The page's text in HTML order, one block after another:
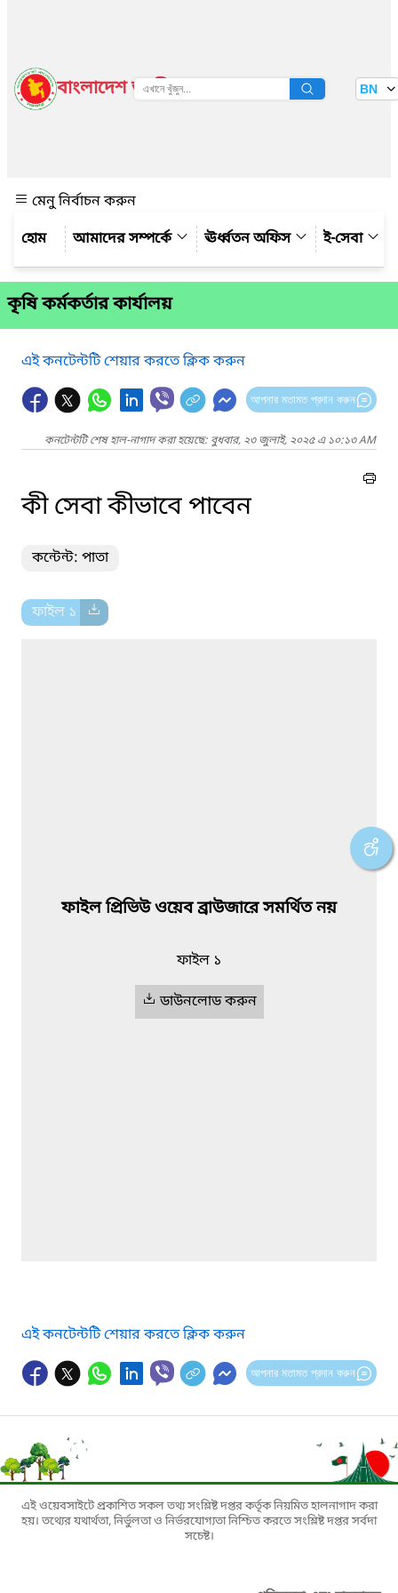
বাংলাদেশ জাতীয় তথ্য বাতায়ন BN
মেনু নির্বাচন করুন
আমাদের সম্পর্কে
ঊর্ধ্বতন অফিস ই-সেবা
কৃষি কর্মকর্তার কার্যালয়
এই কনটেন্টটি শেয়ার করতে ক্লিক করুন
আপনার মতামত প্রদান করুন
কনটেন্টটি শেষ হাল-নাগাদ করা হয়েছে: বুধবার, ২৩ জুলাই, ২০২৫ এ ১০:১৩ AM
কী সেবা কীভাবে পাবেন
কন্টেন্ট: পাতা
ফাইল ১
ফাইল প্রিভিউ ওয়েব ব্রাউজারে সমর্থিত নয়
ফাইল ১
ডাউনলোড করুন
এই কনটেন্টটি শেয়ার করতে ক্লিক করুন
আপনার মতামত প্রদান করুন
এই ওয়েবসাইটে প্রকাশিত সকল তথ্য সংশ্লিষ্ট দপ্তর কর্তৃক নিয়মিত হালনাগাদ করা
হয়। তথ্যের যথার্থতা, নির্ভুলতা ও নির্ভরযোগ্যতা নিশ্চিত করতে সংশ্লিষ্ট দপ্তর সর্বদা
সচেষ্ট।